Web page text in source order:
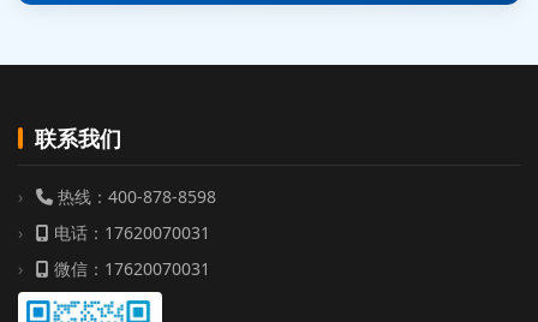
联系我们
热线：400-878-8598
电话：17620070031
微信：17620070031